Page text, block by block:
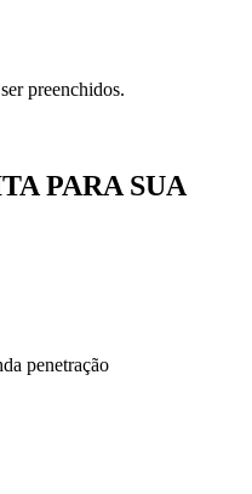
preenchidos.
PARA SUA
penetração